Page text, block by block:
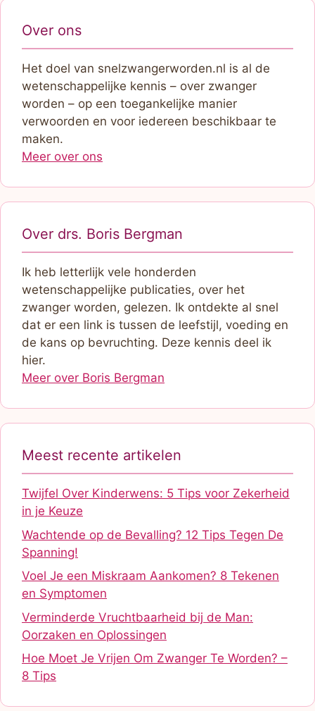
Over ons
Het doel van snelzwangerworden.nl is al de
wetenschappelijke kennis – over zwanger
worden – op een toegankelijke manier
verwoorden en voor iedereen beschikbaar te
maken.
Meer over ons
Over drs. Boris Bergman
Ik heb letterlijk vele honderden
wetenschappelijke publicaties, over het
zwanger worden, gelezen. Ik ontdekte al snel
dat er een link is tussen de leefstijl, voeding en
de kans op bevruchting. Deze kennis deel ik
hier.
Meer over Boris Bergman
Meest recente artikelen
Twijfel Over Kinderwens: 5 Tips voor Zekerheid
in je Keuze
Wachtende op de Bevalling? 12 Tips Tegen De
Spanning!
Voel Je een Miskraam Aankomen? 8 Tekenen
en Symptomen
Verminderde Vruchtbaarheid bij de Man:
Oorzaken en Oplossingen
Hoe Moet Je Vrijen Om Zwanger Te Worden? –
8 Tips